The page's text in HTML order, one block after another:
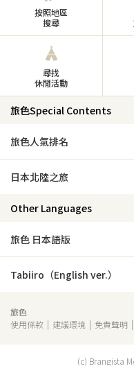
按照地區
搜尋
尋找
休閒活動
旅色Special Contents
旅色人氣排名
日本北陸之旅
Other Languages
旅色 日本語版
Tabiiro（English ver.）
旅色
使用條款
建議環境 免責聲明
(c) Brangista